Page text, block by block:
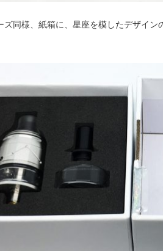
同様、紙箱に、星座を模したデザイン